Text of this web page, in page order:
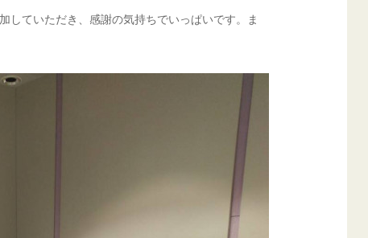
していただき、感謝の気持ちでいっぱいです。ま